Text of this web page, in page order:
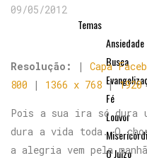
Temas
Ansiedade
Busca
Fé
Louvor
O Juízo
09/05/2012
Resolução: | Capa
800 | 1366 x 768 |1920
Pois a sua ira só dura
dura a vida toda. O
a alegria vem pela